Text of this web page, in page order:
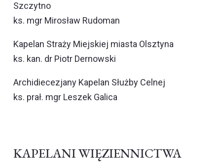
Szczytno
ks. mgr Mirosław Rudoman
Kapelan Straży Miejskiej miasta Olsztyna
ks. kan. dr Piotr Dernowski
Archidiecezjany Kapelan Służby Celnej
ks. prał. mgr Leszek Galica
KAPELANI WIĘZIENNICTWA